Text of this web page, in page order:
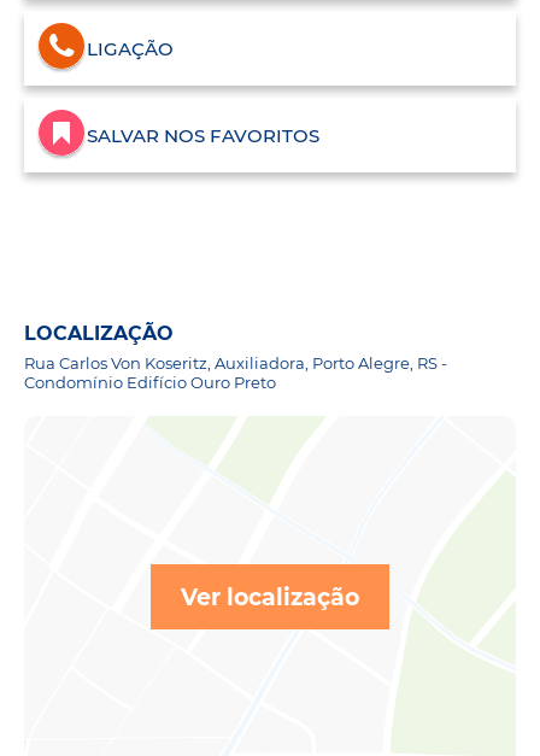
LIGAÇÃO
SALVAR NOS FAVORITOS
LOCALIZAÇÃO
Rua Carlos Von Koseritz, Auxiliadora, Porto Alegre, RS -
Condomínio Edifício Ouro Preto
Ver localização